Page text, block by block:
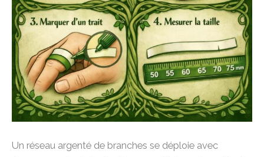
Un réseau argenté de branches se déploie avec